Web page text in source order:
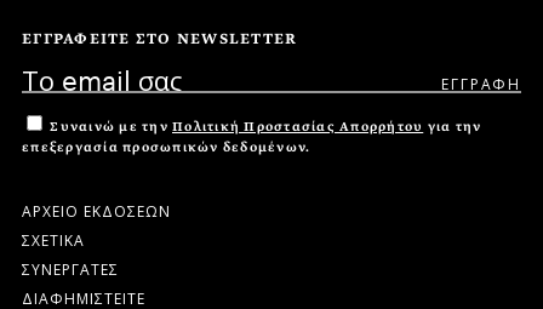
ΕΓΓΡΑΦΕΙΤΕ ΣΤΟ NEWSLETTER
Συναινώ με την Πολιτική Προστασίας Απορρήτου για την
επεξεργασία προσωπικών δεδομένων.
ΑΡΧΕΙΟ ΕΚΔΟΣΕΩΝ
ΣΧΕΤΙΚΑ
ΣΥΝΕΡΓΑΤΕΣ
ΔΙΑΦΗΜΙΣΤΕΙΤΕ